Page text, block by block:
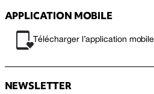
APPLICATION MOBILE
Télécharger l’application mobile
NEWSLETTER